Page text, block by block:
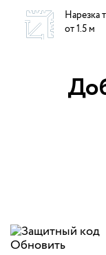
Нарезка
от 1.5 м
Обновить